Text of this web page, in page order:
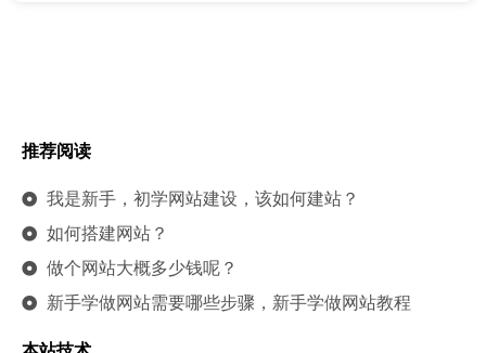
推荐阅读
我是新手，初学网站建设，该如何建站？
如何搭建网站？
做个网站大概多少钱呢？
新手学做网站需要哪些步骤，新手学做网站教程